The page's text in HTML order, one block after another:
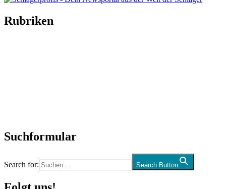
Rubriken
Suchformular
Search for: Search Button